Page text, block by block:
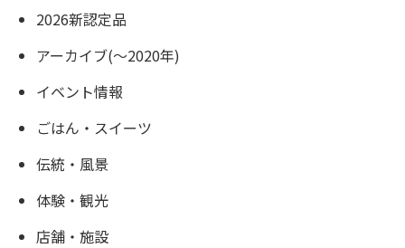
2026新認定品
アーカイブ(〜2020年)
イベント情報
ごはん・スイーツ
伝統・風景
体験・観光
店舗・施設